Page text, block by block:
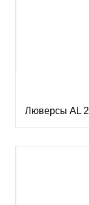
Люверсы AL